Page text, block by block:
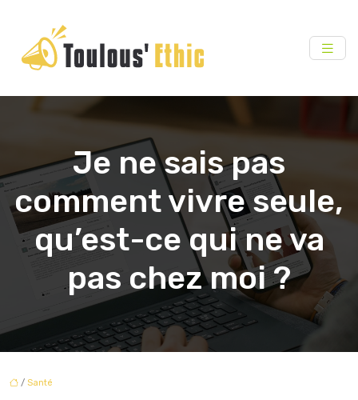
Je ne sais pas
comment vivre seule,
qu’est-ce qui ne va
pas chez moi ?
/ Santé